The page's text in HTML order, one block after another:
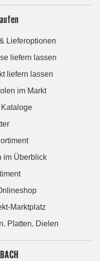
Lieferoptionen
liefern lassen
liefern lassen
im Markt
im Überblick
Marktplatz
Platten. Dielen